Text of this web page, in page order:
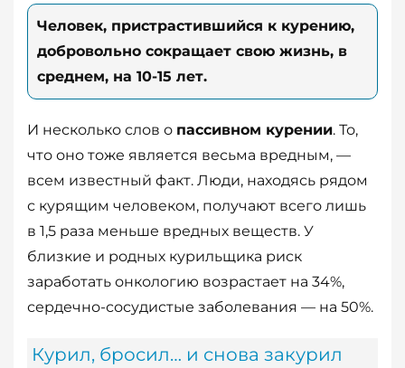
Человек, пристрастившийся к курению,
добровольно сокращает свою жизнь, в
среднем, на 10-15 лет.
И несколько слов о пассивном курении. То,
что оно тоже является весьма вредным, —
всем известный факт. Люди, находясь рядом
с курящим человеком, получают всего лишь
в 1,5 раза меньше вредных веществ. У
близкие и родных курильщика риск
заработать онкологию возрастает на 34%,
сердечно-сосудистые заболевания — на 50%.
Курил, бросил… и снова закурил